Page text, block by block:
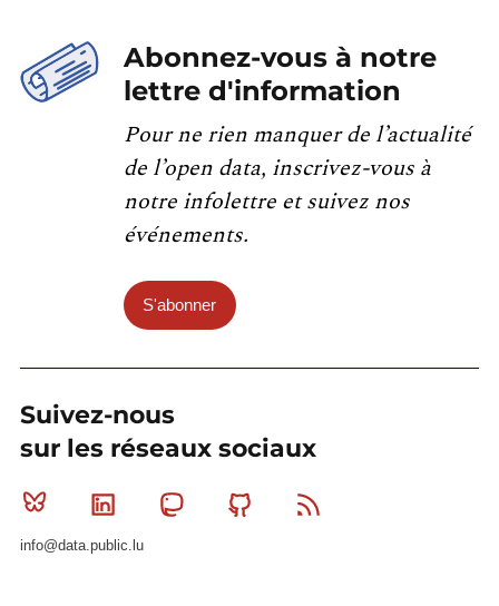
Abonnez-vous à notre
lettre d'information
Pour ne rien manquer de l’actualité
de l’open data, inscrivez-vous à
notre infolettre et suivez nos
événements.
S'abonner
Suivez-nous
sur les réseaux sociaux
Bluesky Linkedin MastodonGithub
info@data.public.lu